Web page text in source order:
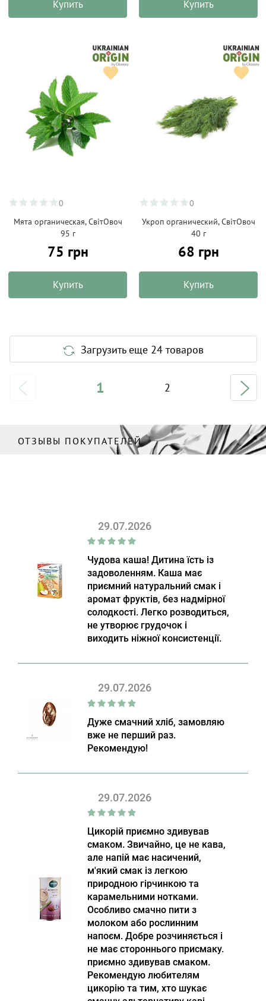
Купить Купить
0
Мята органическая, СвітОвоч
95 г
75 грн
Купить
0
Укроп органический, СвітОвоч
40 г
68 грн
Купить
Загрузить еще 24 товаров
1 2
ОТЗЫВЫ ПОКУПАТЕЛЕЙ
29.07.2026
Чудова каша! Дитина їсть із
задоволенням. Каша має
приємний натуральний смак і
аромат фруктів, без надмірної
солодкості. Легко розводиться,
не утворює грудочок і
виходить ніжної консистенції.
29.07.2026
Дуже смачний хліб, замовляю
вже не перший раз.
Рекомендую!
29.07.2026
Цикорій приємно здивував
смаком. Звичайно, це не кава,
але напій має насичений,
м'який смак із легкою
природною гірчинкою та
карамельними нотками.
Особливо смачно пити з
молоком або рослинним
напоєм. Добре розчиняється і
не має стороннього присмаку.
приємно здивував смаком.
Рекомендую любителям
цикорію та тим, хто шукає